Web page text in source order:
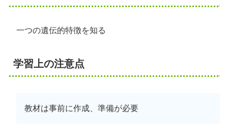
一つの遺伝的特徴を知る
学習上の注意点
教材は事前に作成、準備が必要